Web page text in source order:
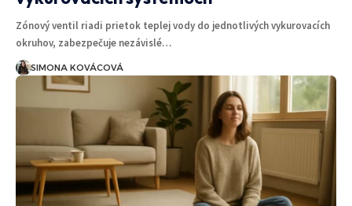
Zónový ventil riadi prietok teplej vody do jednotlivých vykurovacích
okruhov, zabezpečuje nezávislé…
SIMONA KOVÁCOVÁ